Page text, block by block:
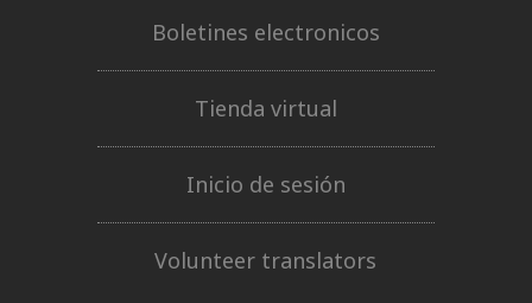
Boletines electronicos
Tienda virtual
Inicio de sesión
Volunteer translators